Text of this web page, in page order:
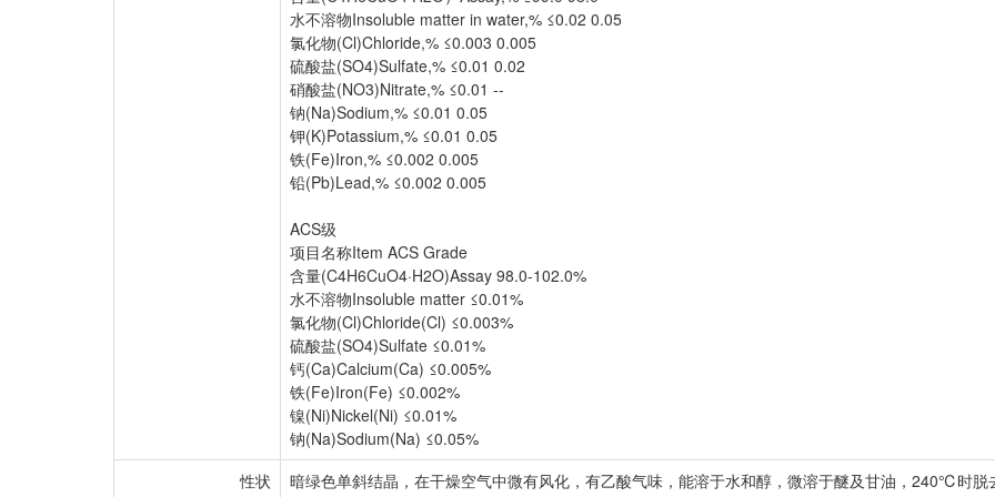
水不溶物Insoluble matter in water,% ≤0.02 0.05
氯化物(Cl)Chloride,% ≤0.003 0.005
硫酸盐(SO4)Sulfate,% ≤0.01 0.02
硝酸盐(NO3)Nitrate,% ≤0.01 --
钠(Na)Sodium,% ≤0.01 0.05
钾(K)Potassium,% ≤0.01 0.05
铁(Fe)Iron,% ≤0.002 0.005
铅(Pb)Lead,% ≤0.002 0.005
ACS级
项目名称Item ACS Grade
含量(C4H6CuO4·H2O)Assay 98.0-102.0%
水不溶物Insoluble matter ≤0.01%
氯化物(Cl)Chloride(Cl) ≤0.003%
硫酸盐(SO4)Sulfate ≤0.01%
钙(Ca)Calcium(Ca) ≤0.005%
铁(Fe)Iron(Fe) ≤0.002%
镍(Ni)Nickel(Ni) ≤0.01%
钠(Na)Sodium(Na) ≤0.05%
性状
暗绿色单斜结晶，在干燥空气中微有风化，有乙酸气味，能溶于水和醇，微溶于醚及甘油，240℃时脱